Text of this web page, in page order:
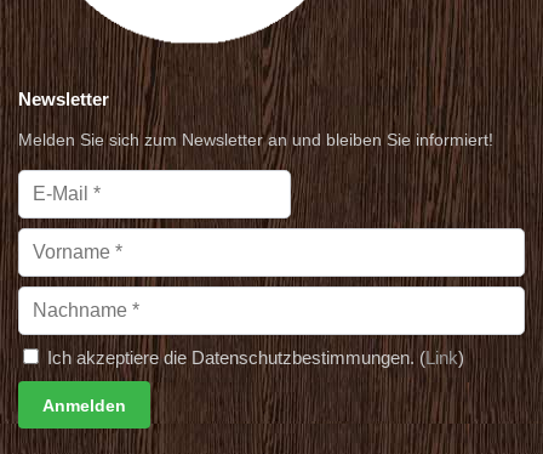
Newsletter
Melden Sie sich zum Newsletter an und bleiben Sie informiert!
Ich akzeptiere die Datenschutzbestimmungen. (Link)